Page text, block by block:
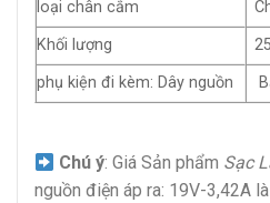
loại chân cắm
Khối lượng
phụ kiện đi kèm: Dây nguồn
Chú ý: Giá Sản phẩm Sạc
nguồn điện áp ra: 19V-3,42A